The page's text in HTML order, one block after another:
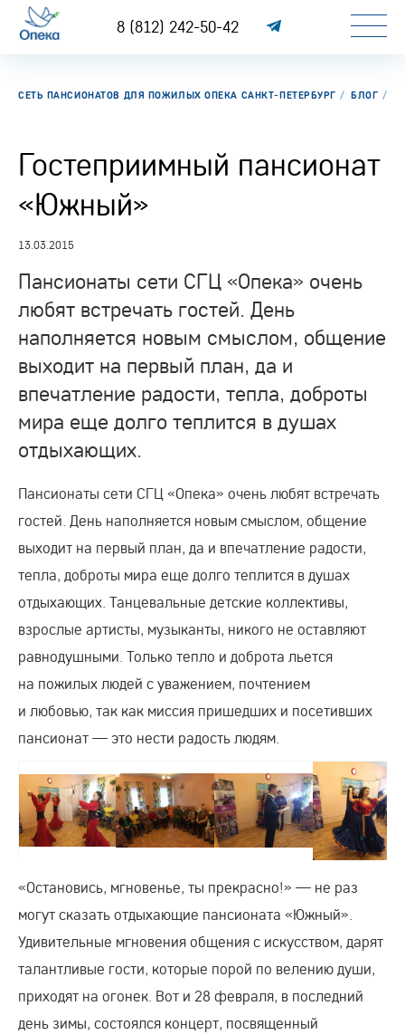
8 (812) 242-50-42
СЕТЬ ПАНСИОНАТОВ ДЛЯ ПОЖИЛЫХ ОПЕКА САНКТ-ПЕТЕРБУРГ БЛОГ
Гостеприимный пансионат
«Южный»
13.03.2015
Пансионаты сети СГЦ «Опека» очень
любят встречать гостей. День
наполняется новым смыслом, общение
выходит на первый план, да и
впечатление радости, тепла, доброты
мира еще долго теплится в душах
отдыхающих.
Пансионаты сети СГЦ «Опека» очень любят встречать
гостей. День наполняется новым смыслом, общение
выходит на первый план, да и впечатление радости,
тепла, доброты мира еще долго теплится в душах
отдыхающих. Танцевальные детские коллективы,
взрослые артисты, музыканты, никого не оставляют
равнодушными. Только тепло и доброта льется
на пожилых людей с уважением, почтением
и любовью, так как миссия пришедших и посетивших
пансионат — это нести радость людям.
«Остановись, мгновенье, ты прекрасно!» — не раз
могут сказать отдыхающие пансионата «Южный».
Удивительные мгновения общения с искусством, дарят
талантливые гости, которые порой по велению души,
приходят на огонек. Вот и 28 февраля, в последний
день зимы, состоялся концерт, посвященный